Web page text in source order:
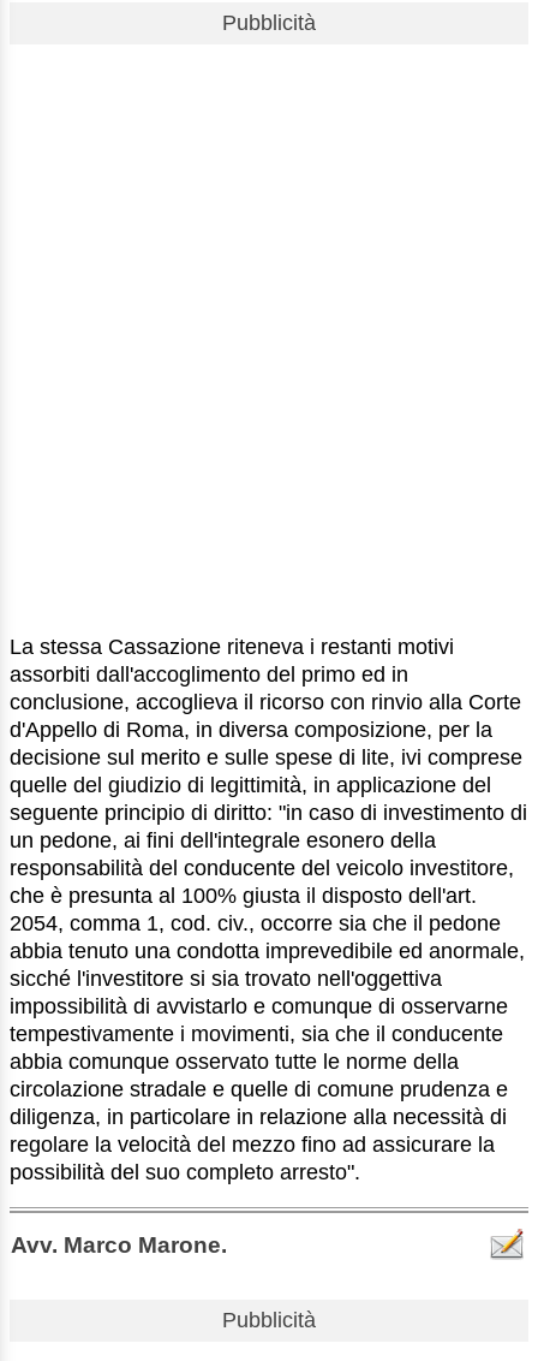
Pubblicità
La stessa Cassazione riteneva i restanti motivi
assorbiti dall'accoglimento del primo ed in
conclusione, accoglieva il ricorso con rinvio alla Corte
d'Appello di Roma, in diversa composizione, per la
decisione sul merito e sulle spese di lite, ivi comprese
quelle del giudizio di legittimità, in applicazione del
seguente principio di diritto: "in caso di investimento di
un pedone, ai fini dell'integrale esonero della
responsabilità del conducente del veicolo investitore,
che è presunta al 100% giusta il disposto dell'art.
2054, comma 1, cod. civ., occorre sia che il pedone
abbia tenuto una condotta imprevedibile ed anormale,
sicché l'investitore si sia trovato nell'oggettiva
impossibilità di avvistarlo e comunque di osservarne
tempestivamente i movimenti, sia che il conducente
abbia comunque osservato tutte le norme della
circolazione stradale e quelle di comune prudenza e
diligenza, in particolare in relazione alla necessità di
regolare la velocità del mezzo fino ad assicurare la
possibilità del suo completo arresto".
Avv. Marco Marone.
Pubblicità